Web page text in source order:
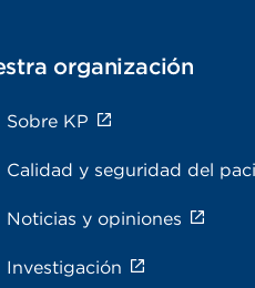
organización
Sobre KP
Calidad y seguridad del
Noticias y opiniones
Investigación